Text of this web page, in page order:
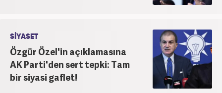
SİYASET
Özgür Özel'in açıklamasına
AK Parti'den sert tepki: Tam
bir siyasi gaflet!